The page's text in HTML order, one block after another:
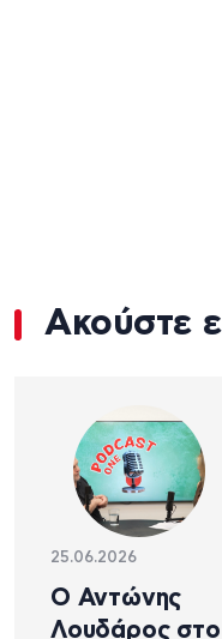
Ακούστε
25.06.2026
Ο Αντώνης
Λουδάρος στο